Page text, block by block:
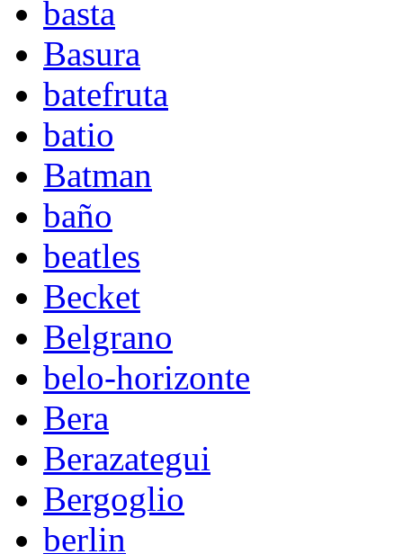
basta
Basura
batefruta
batio
Batman
baño
beatles
Becket
Belgrano
belo-horizonte
Bera
Berazategui
Bergoglio
berlin